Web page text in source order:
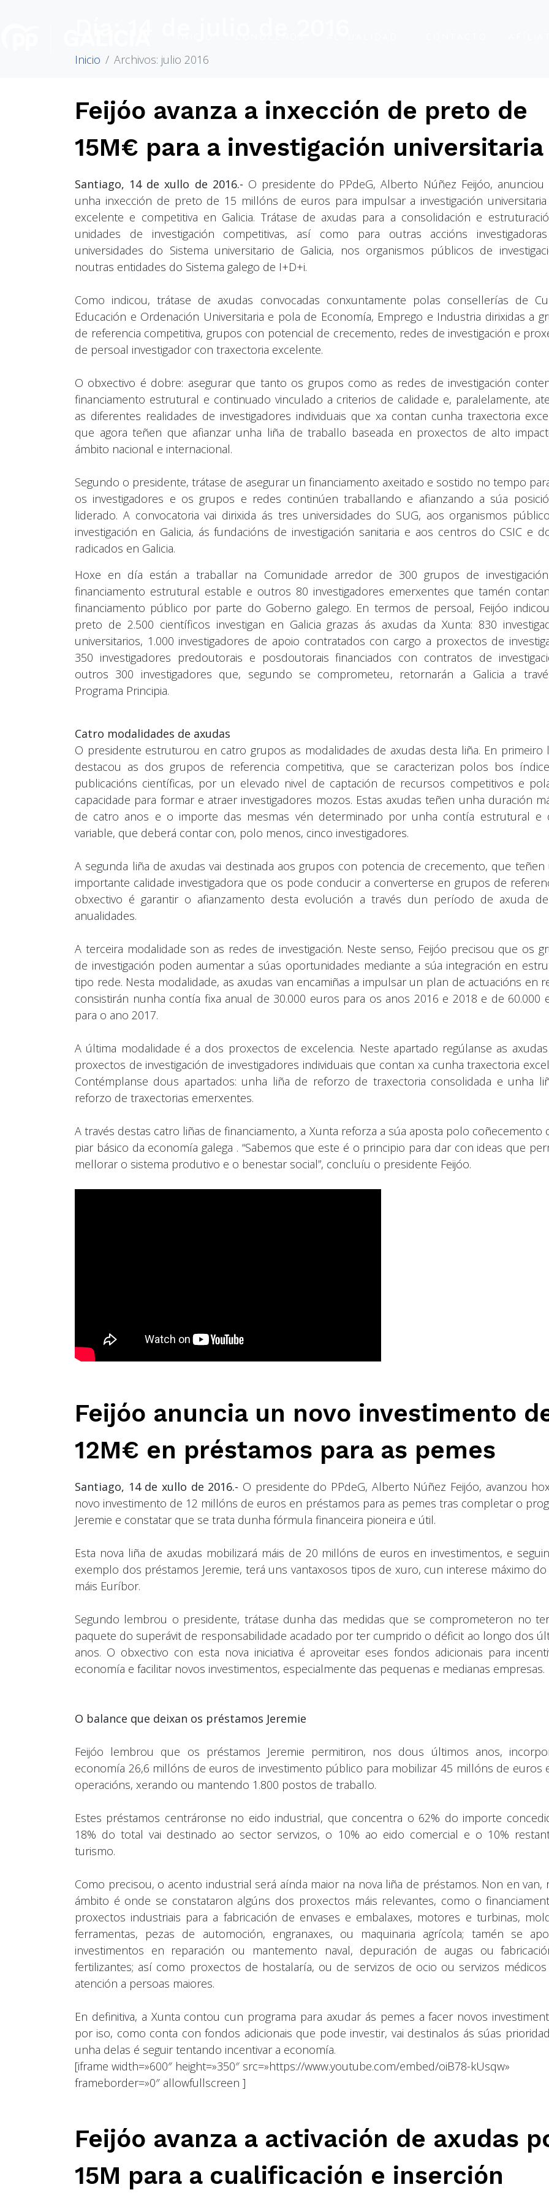
Inicio Archivos: julio 2016
Feijóo avanza a inxección de preto de
15M€ para a investigación universitaria
Santiago, 14 de xullo de 2016.- O presidente do PPdeG, Alberto Núñez Feijóo, anunciou
unha inxección de preto de 15 millóns de euros para impulsar a investigación universitaria
excelente e competitiva en Galicia. Trátase de axudas para a consolidación e
unidades de investigación competitivas, así como para outras accións
universidades do Sistema universitario de Galicia, nos organismos públicos de
noutras entidades do Sistema galego de I+D+i.
Como indicou, trátase de axudas convocadas conxuntamente polas consellerías de
Educación e Ordenación Universitaria e pola de Economía, Emprego e Industria dirixidas a
de referencia competitiva, grupos con potencial de crecemento, redes de investigación e
de persoal investigador con traxectoria excelente.
O obxectivo é dobre: asegurar que tanto os grupos como as redes de investigación
financiamento estrutural e continuado vinculado a criterios de calidade e, paralelamente,
as diferentes realidades de investigadores individuais que xa contan cunha traxectoria
que agora teñen que afianzar unha liña de traballo baseada en proxectos de alto
ámbito nacional e internacional.
Segundo o presidente, trátase de asegurar un financiamento axeitado e sostido no tempo
os investigadores e os grupos e redes continúen traballando e afianzando a súa
liderado. A convocatoria vai dirixida ás tres universidades do SUG, aos organismos
investigación en Galicia, ás fundacións de investigación sanitaria e aos centros do CSIC e
radicados en Galicia.
Hoxe en día están a traballar na Comunidade arredor de 300 grupos de
financiamento estrutural estable e outros 80 investigadores emerxentes que tamén
financiamento público por parte do Goberno galego. En termos de persoal, Feijóo
preto de 2.500 científicos investigan en Galicia grazas ás axudas da Xunta: 830
universitarios, 1.000 investigadores de apoio contratados con cargo a proxectos de
350 investigadores predoutorais e posdoutorais financiados con contratos de
outros 300 investigadores que, segundo se comprometeu, retornarán a Galicia a
Programa Principia.
Catro modalidades de axudas
O presidente estruturou en catro grupos as modalidades de axudas desta liña. En primeiro
destacou as dos grupos de referencia competitiva, que se caracterizan polos bos
publicacións científicas, por un elevado nivel de captación de recursos competitivos e
capacidade para formar e atraer investigadores mozos. Estas axudas teñen unha duración
de catro anos e o importe das mesmas vén determinado por unha contía estrutural e
variable, que deberá contar con, polo menos, cinco investigadores.
A segunda liña de axudas vai destinada aos grupos con potencia de crecemento, que teñen
importante calidade investigadora que os pode conducir a converterse en grupos de
obxectivo é garantir o afianzamento desta evolución a través dun período de axuda
anualidades.
A terceira modalidade son as redes de investigación. Neste senso, Feijóo precisou que os
de investigación poden aumentar a súas oportunidades mediante a súa integración en
tipo rede. Nesta modalidade, as axudas van encamiñas a impulsar un plan de actuacións en
consistirán nunha contía fixa anual de 30.000 euros para os anos 2016 e 2018 e de 60.000
para o ano 2017.
A última modalidade é a dos proxectos de excelencia. Neste apartado regúlanse as
proxectos de investigación de investigadores individuais que contan xa cunha traxectoria
Contémplanse dous apartados: unha liña de reforzo de traxectoria consolidada e unha
reforzo de traxectorias emerxentes.
A través destas catro liñas de financiamento, a Xunta reforza a súa aposta polo coñecemento
piar básico da economía galega . “Sabemos que este é o principio para dar con ideas que
mellorar o sistema produtivo e o benestar social”, concluíu o presidente Feijóo.
Feijóo anuncia un novo investimento
12M€ en préstamos para as pemes
Santiago, 14 de xullo de 2016.- O presidente do PPdeG, Alberto Núñez Feijóo, avanzou
novo investimento de 12 millóns de euros en préstamos para as pemes tras completar o
Jeremie e constatar que se trata dunha fórmula financeira pioneira e útil.
Esta nova liña de axudas mobilizará máis de 20 millóns de euros en investimentos, e
exemplo dos préstamos Jeremie, terá uns vantaxosos tipos de xuro, cun interese máximo do
máis Euríbor.
Segundo lembrou o presidente, trátase dunha das medidas que se comprometeron no
paquete do superávit de responsabilidade acadado por ter cumprido o déficit ao longo dos
anos. O obxectivo con esta nova iniciativa é aproveitar eses fondos adicionais para
economía e facilitar novos investimentos, especialmente das pequenas e medianas empresas.
O balance que deixan os préstamos Jeremie
Feijóo lembrou que os préstamos Jeremie permitiron, nos dous últimos anos,
economía 26,6 millóns de euros de investimento público para mobilizar 45 millóns de euros
operacións, xerando ou mantendo 1.800 postos de traballo.
Estes préstamos centráronse no eido industrial, que concentra o 62% do importe
18% do total vai destinado ao sector servizos, o 10% ao eido comercial e o 10%
turismo.
Como precisou, o acento industrial será aínda maior na nova liña de préstamos. Non en van,
ámbito é onde se constataron algúns dos proxectos máis relevantes, como o
proxectos industriais para a fabricación de envases e embalaxes, motores e turbinas,
ferramentas, pezas de automoción, engranaxes, ou maquinaria agrícola; tamén se
investimentos en reparación ou mantemento naval, depuración de augas ou
fertilizantes; así como proxectos de hostalaría, ou de servizos de ocio ou servizos
atención a persoas maiores.
En definitiva, a Xunta contou cun programa para axudar ás pemes a facer novos
por iso, como conta con fondos adicionais que pode investir, vai destinalos ás súas
unha delas é seguir tentando incentivar a economía.
[iframe width=»600″ height=»350″ src=»https://www.youtube.com/embed/oiB78-kUsqw»
frameborder=»0″ allowfullscreen ]
Feijóo avanza a activación de axudas
15M para a cualificación e inserción